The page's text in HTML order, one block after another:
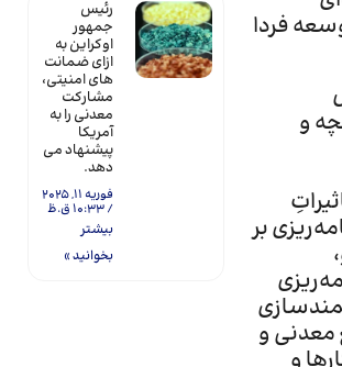
رئیس
جمهور
اوکراین به
ازای ضمانت
های امنیتی،
مشارکت
معدنی را به
آمریکا
پیشنهاد می
دهد.
فوریه 11, 2025
10:33 ق.ظ
بیشتر
بخوانید »
فردا
و
بر
و